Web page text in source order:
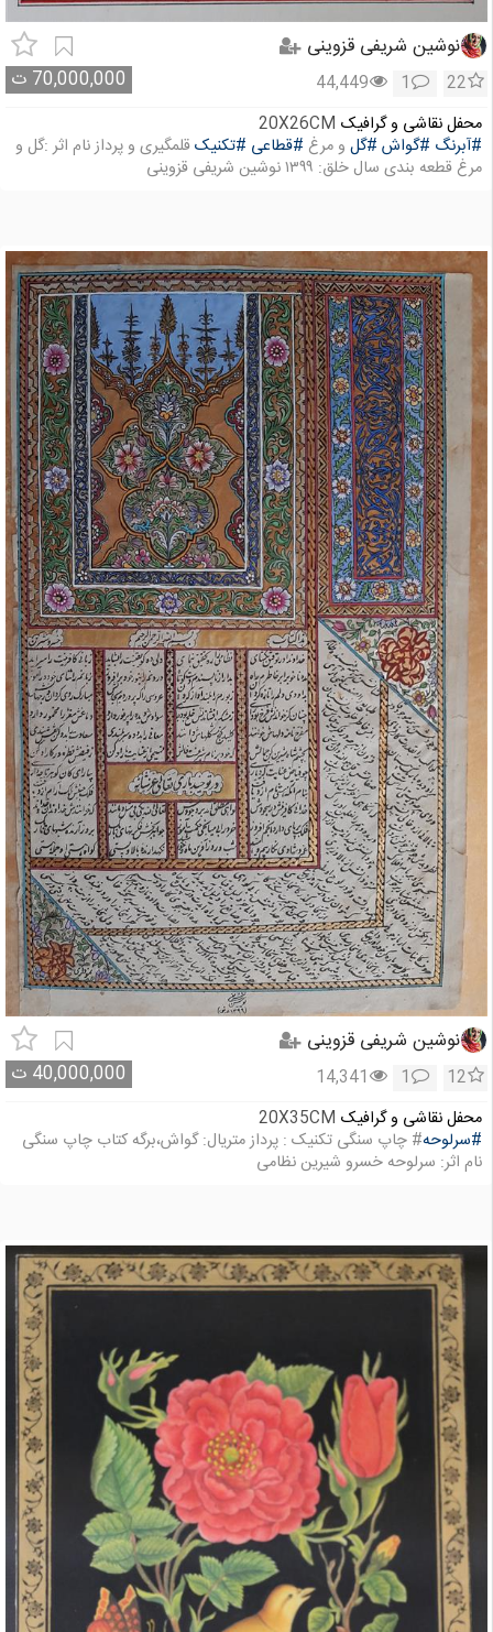
نوشین شریفی قزوینی
70,000,000 ت 22
1
44,449
محفل نقاشی و گرافیک 20X26CM
#آبرنگ #گواش #گل و مرغ #قطاعی #تکنیکقلمگیری و پرداز نام اثر :گل و
مرغ قطعه بندی سال خلق: ۱۳۹۹ نوشین شریفی قزوینی
نوشین شریفی قزوینی
40,000,000 ت 12
1
14,341
محفل نقاشی و گرافیک 20X35CM
#سرلوحه# چاپ سنگی تکنیک : پرداز متریال: گواش،برگه کتاب چاپ سنگی
نام اثر: سرلوحه خسرو شیرین نظامی